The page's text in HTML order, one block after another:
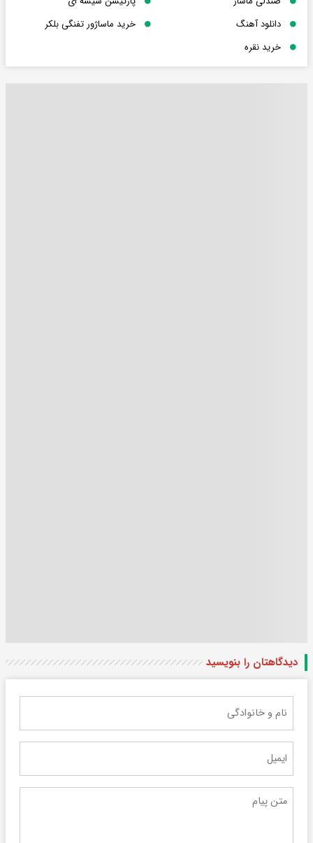
دانلود آهنگ
خرید ماساژور تفنگی بلکر
خرید نقره
دیدگاهتان را بنویسید